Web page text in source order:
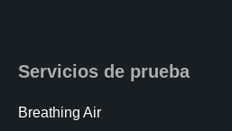
Servicios de prueba
Breathing Air